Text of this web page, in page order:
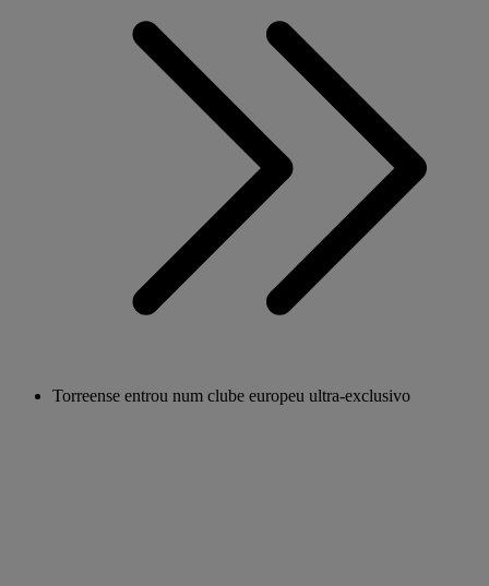
Torreense entrou num clube europeu ultra-exclusivo